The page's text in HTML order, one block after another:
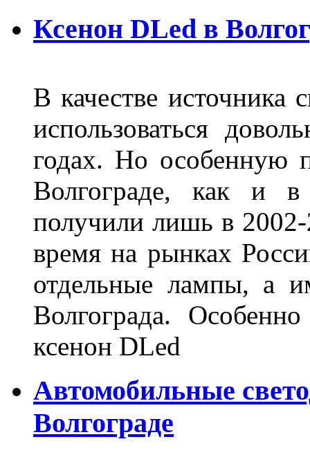
Ксенон DLed в
В качестве источника
использоваться
годах. Но особенную
Волгограде, как и
получили лишь в
время на рынках
отдельные лампы, а
Волгограда.
ксенон DLed
Автомобильные
Волгограде